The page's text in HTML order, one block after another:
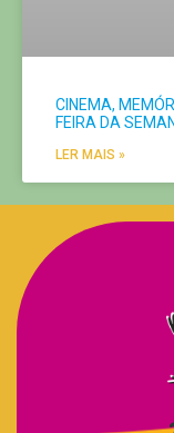
CINEMA,
FEIRA DA
LER MAIS »